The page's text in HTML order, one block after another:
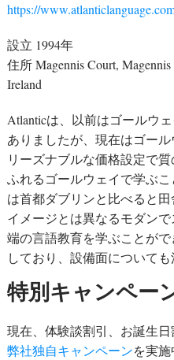
https://
設立 1994年
住所 Magennis Court, Magennis
Ireland
Atlanticは、以前はゴールウ
ありましたが、現在はゴール
リーズナブルな価格設定で
ふれるゴールウェイで学ぶ
は首都ダブリンと比べると
イメージとは異なるモダン
端の言語教育を学ぶことが
しており、設備面についても
特別キャンペー
現在、体験談割引、お誕生
弊社独自キャンペーンを実